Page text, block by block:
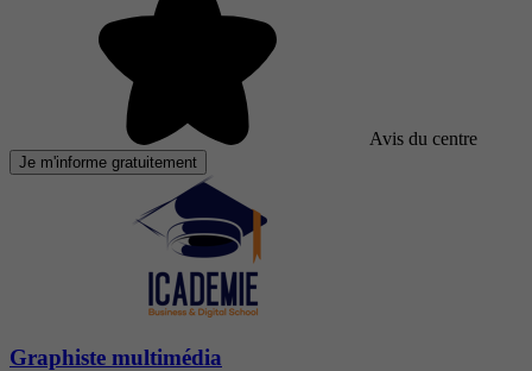
Avis du centre
Je m'informe gratuitement
Graphiste multimédia